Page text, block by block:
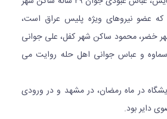
که عضو نیروهای ویژه پلیس عراق است،
خضر، محمود ساکن شهر کفل، علی جوانی
سماوه و عباس جوانی اهل حله روایت می
در ماه رمضان، در مشهد و در ورودی
دایر بود.